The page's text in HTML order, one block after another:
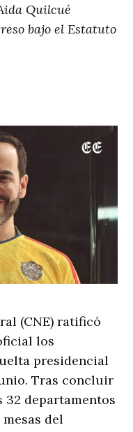
Quilcué
bajo el Estatuto
(CNE) ratificó
los
presidencial
. Tras concluir
departamentos
del